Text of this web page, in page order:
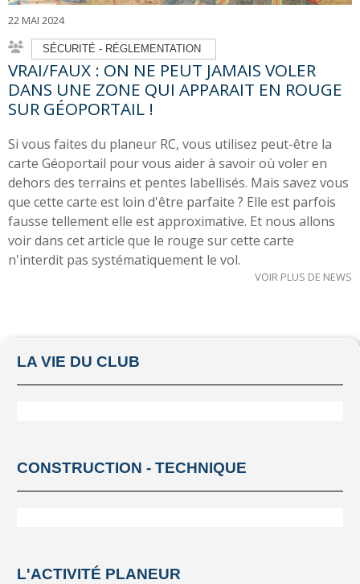
22 MAI 2024
SÉCURITÉ - RÉGLEMENTATION
VRAI/FAUX : ON NE PEUT JAMAIS VOLER
DANS UNE ZONE QUI APPARAIT EN ROUGE
SUR GÉOPORTAIL !
Si vous faites du planeur RC, vous utilisez peut-être la
carte Géoportail pour vous aider à savoir où voler en
dehors des terrains et pentes labellisés. Mais savez vous
que cette carte est loin d'être parfaite ? Elle est parfois
fausse tellement elle est approximative. Et nous allons
voir dans cet article que le rouge sur cette carte
n'interdit pas systématiquement le vol.
VOIR PLUS DE NEWS
LA VIE DU CLUB
CONSTRUCTION - TECHNIQUE
L'ACTIVITÉ PLANEUR